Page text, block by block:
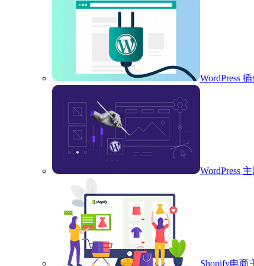
WordPress
WordPress
Shopify电商